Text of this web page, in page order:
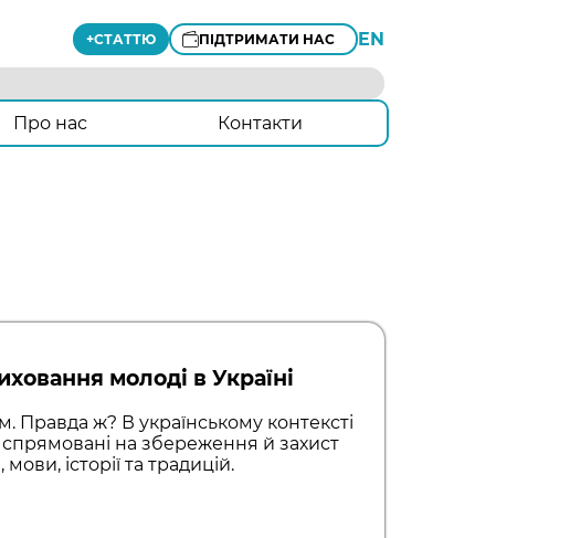
+СТАТТЮ ПІДТРИМАТИ НАС EN
Про нас Контакти
молоді в Україні
Правда ж? В українському контексті
спрямовані на збереження й захист
історії та традицій.